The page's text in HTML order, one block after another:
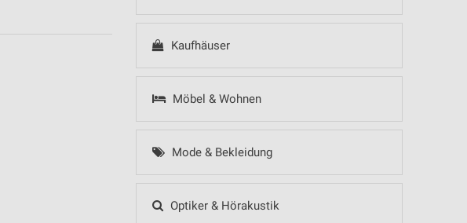
Kaufhäuser
Möbel & Wohnen
Mode & Bekleidung
Optiker & Hörakustik